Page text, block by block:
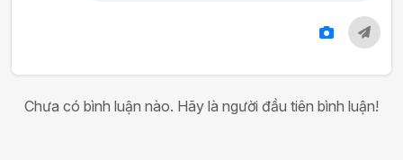
Chưa có bình luận nào. Hãy là người đầu tiên bình luận!